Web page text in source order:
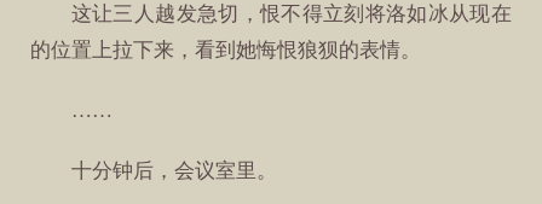
这让三人越发急切，恨不得立刻将洛如冰从现在
的位置上拉下来，看到她悔恨狼狈的表情。
……
十分钟后，会议室里。